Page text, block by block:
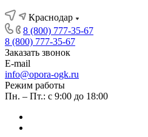
Краснодар
8 (800) 777-35-67
8 (800) 777-35-67
Заказать звонок
E-mail
info@opora-ogk.ru
Режим работы
Пн. – Пт.: с 9:00 до 18:00